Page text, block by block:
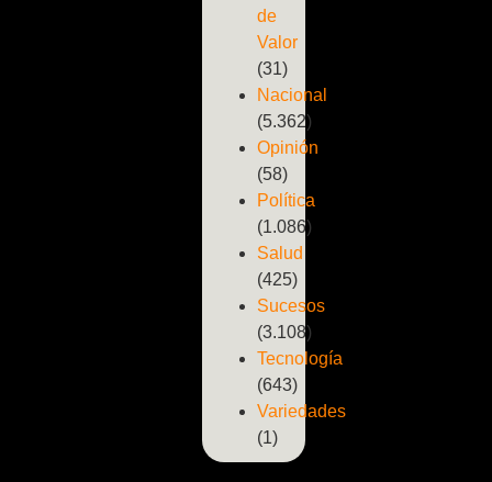
de
Valor
(31)
Nacional
(5.362)
Opinión
(58)
Política
(1.086)
Salud
(425)
Sucesos
(3.108)
Tecnología
(643)
Variedades
(1)